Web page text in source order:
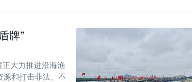
牌”
大力推进沿海渔
源和打击非法、不